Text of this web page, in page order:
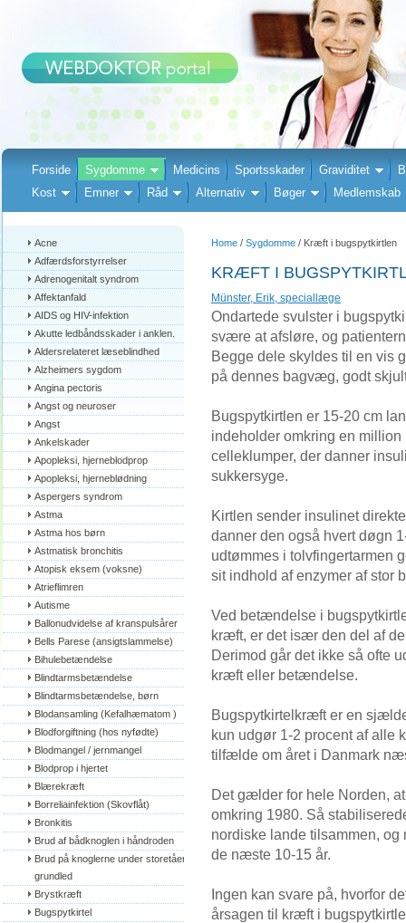
Forside Sygdomme Medicins Sportsskader Graviditet
Kost
Emner Råd Alternativ Bøger Medlemskab
Acne
Adfærdsforstyrrelser
Adrenogenitalt syndrom
Affektanfald
AIDS og HIV-infektion
Akutte ledbåndsskader i anklen.
Aldersrelateret læseblindhed
Alzheimers sygdom
Angina pectoris
Angst og neuroser
Angst
Ankelskader
Apopleksi, hjerneblodprop
Apopleksi, hjerneblødning
Aspergers syndrom
Astma
Astma hos børn
Astmatisk bronchitis
Atopisk eksem (voksne)
Atrieflimren
Autisme
Ballonudvidelse af kranspulsårer
Bells Parese (ansigtslammelse)
Bihulebetændelse
Blindtarmsbetændelse
Blindtarmsbetændelse, børn
Blodansamling (Kefalhæmatom )
Blodforgiftning (hos nyfødte)
Blodmangel / jernmangel
Blodprop i hjertet
Blærekræft
Borreliainfektion (Skovflåt)
Bronkitis
Brud af bådknoglen i håndroden
Brud på knoglerne under storetåens
grundled
Brystkræft
Bugspytkirtel
Home / Sygdomme / Kræft i bugspytkirtlen
KRÆFT I
Münster, Erik, speciallæge
Ondartede svulster i
svære at afsløre, og
Begge dele skyldes til en vis
på dennes bagvæg, godt
Bugspytkirtlen er 15-20 cm
indeholder omkring en
celleklumper, der danner
sukkersyge.
Kirtlen sender insulinet
danner den også hvert døgn
udtømmes i tolvfingertarmen
sit indhold af enzymer af stor
Ved betændelse i
kræft, er det især den del af
Derimod går det ikke så ofte
kræft eller betændelse.
Bugspytkirtelkræft er en
kun udgør 1-2 procent af alle
tilfælde om året i Danmark
Det gælder for hele Norden,
omkring 1980. Så
nordiske lande tilsammen,
de næste 10-15 år.
Ingen kan svare på, hvorfor
årsagen til kræft i